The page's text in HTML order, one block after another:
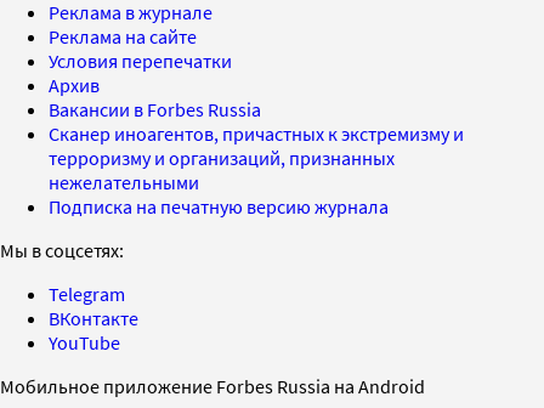
Реклама в журнале
Реклама на сайте
Условия перепечатки
Архив
Вакансии в Forbes Russia
Сканер иноагентов, причастных к экстремизму и
терроризму и организаций, признанных
нежелательными
Подписка на печатную версию журнала
Мы в соцсетях:
Telegram
ВКонтакте
YouTube
Мобильное приложение Forbes Russia на Android